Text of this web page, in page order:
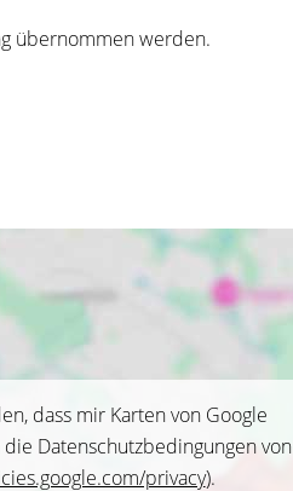
übernommen werden.
dass mir Karten von Google
Datenschutzbedingungen von
privacy).